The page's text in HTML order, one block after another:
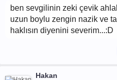
ben sevgilinin zeki çevik
uzun boylu zengin nazik ve
haklısın diyenini severim...:D
Hakan